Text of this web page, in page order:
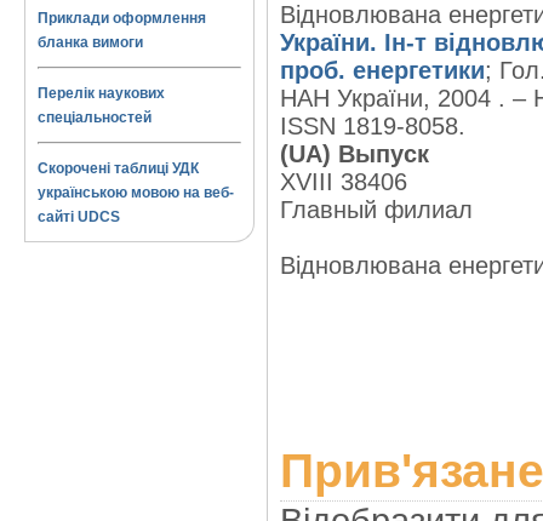
Приклади оформлення
бланка вимоги
Перелік наукових
спеціальностей
Скорочені таблиці УДК
українською мовою на веб-
сайті UDCS
Відновлювана
України. Ін-т
проб. енергетики;
НАН України, 2004 . –
ISSN 1819-8058.
(UA) Выпуск
XVIII 38406
Главный филиал
Відновлювана